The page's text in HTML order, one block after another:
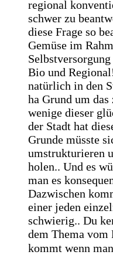
regional
schwer zu
diese Frage so
Gemüse im
Bio und
natürlich in den
ha Grund um
wenige dieser
der Stadt hat
Grunde müsste
umstrukturieren
holen.. Und es
man es
Dazwischen
einer jeden
schwierig.. Du
dem Thema vom
kommt wenn